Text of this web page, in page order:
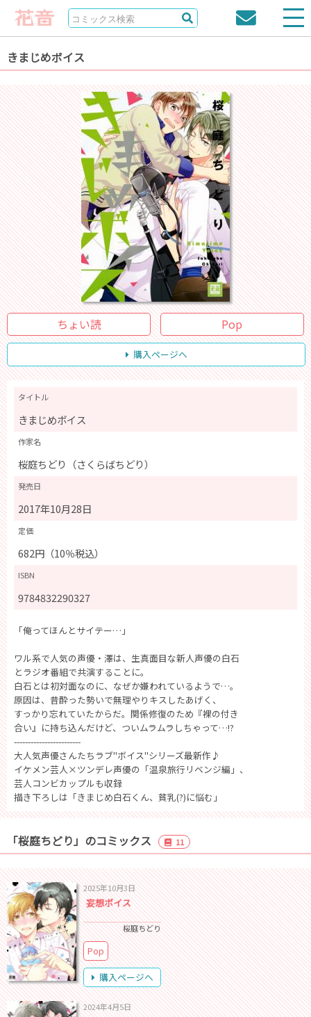
きまじめボイス
ちょい読 Pop
購入ページへ
タイトル
きまじめボイス
作家名
桜庭ちどり（さくらばちどり）
発売日
2017年10月28日
定価
682円（10％税込）
ISBN
9784832290327
「俺ってほんとサイテー…」
ワル系で人気の声優・澤は、生真面目な新人声優の白石
とラジオ番組で共演することに。
白石とは初対面なのに、なぜか嫌われているようで…。
原因は、昔酔った勢いで無理やりキスしたあげく、
すっかり忘れていたからだ。関係修復のため『裸の付き
合い』に持ち込んだけど、ついムラムラしちゃって…!?
------------------------
大人気声優さんたちラブ"ボイス"シリーズ最新作♪
イケメン芸人×ツンデレ声優の「温泉旅行リベンジ編」、
芸人コンビカップルも収録
描き下ろしは「きまじめ白石くん、貧乳(?)に悩む」
「桜庭ちどり」のコミックス 11
2025年10月3日
妄想ボイス
桜庭ちどり
Pop
購入ページへ
2024年4月5日